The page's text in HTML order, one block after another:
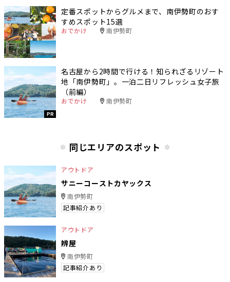
定番スポットからグルメまで、南伊勢町のおす
すめスポット15選
おでかけ 南伊勢町
PR
名古屋から2時間で行ける！知られざるリゾート
地「南伊勢町」。一泊二日リフレッシュ女子旅
（前編）
おでかけ 南伊勢町
同じエリアのスポット
アウトドア
サニーコーストカヤックス
南伊勢町
記事紹介あり
アウトドア
辨屋
南伊勢町
記事紹介あり